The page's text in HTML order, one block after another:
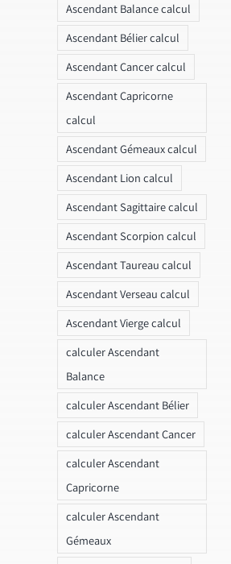
Ascendant Balance calcul
Ascendant Bélier calcul
Ascendant Cancer calcul
Ascendant Capricorne
calcul
Ascendant Gémeaux calcul
Ascendant Lion calcul
Ascendant Sagittaire calcul
Ascendant Scorpion calcul
Ascendant Taureau calcul
Ascendant Verseau calcul
Ascendant Vierge calcul
calculer Ascendant
Balance
calculer Ascendant Bélier
calculer Ascendant Cancer
calculer Ascendant
Capricorne
calculer Ascendant
Gémeaux